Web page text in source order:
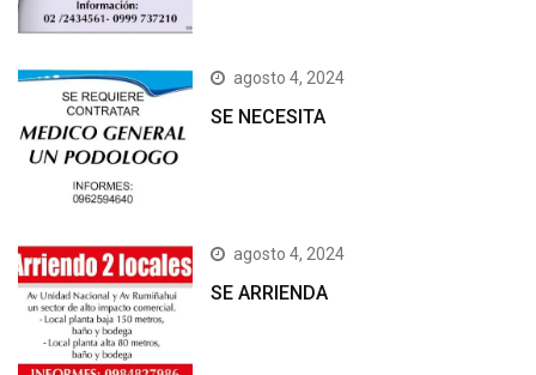
agosto 4, 2024
SE NECESITA
agosto 4, 2024
SE ARRIENDA